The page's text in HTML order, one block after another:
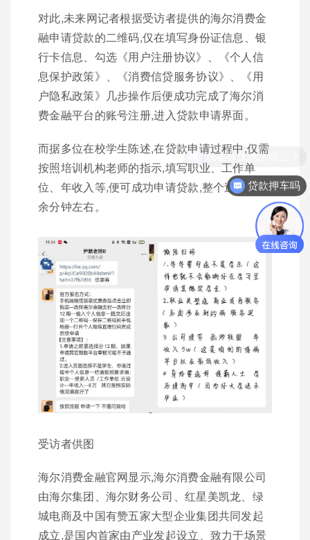
对此,未来网记者根据受访者提供的海尔消费金
融申请贷款的二维码,仅在填写身份证信息、银
行卡信息、勾选《用户注册协议》、《个人信
息保护政策》、《消费信贷服务协议》、《用
户隐私政策》几步操作后便成功完成了海尔消
费金融平台的账号注册,进入贷款申请界面。
而据多位在校学生陈述,在贷款申请过程中,仅需
按照培训机构老师的指示,填写职业、工作单
位、年收入等,便可成功申请贷款,整个过程在十
余分钟左右。
受访者供图
海尔消费金融官网显示,海尔消费金融有限公司
由海尔集团、海尔财务公司、红星美凯龙、绿
城电商及中国有赞五家大型企业集团共同发起
成立,是国内首家由产业发起设立、致力于场景
贷款押车吗